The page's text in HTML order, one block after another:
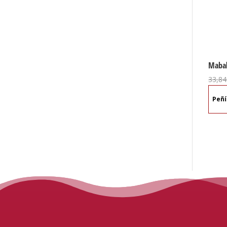
33,84